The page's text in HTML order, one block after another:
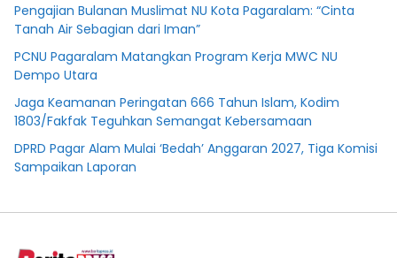
Pengajian Bulanan Muslimat NU Kota Pagaralam: “Cinta
Tanah Air Sebagian dari Iman”
PCNU Pagaralam Matangkan Program Kerja MWC NU
Dempo Utara
Jaga Keamanan Peringatan 666 Tahun Islam, Kodim
1803/Fakfak Teguhkan Semangat Kebersamaan
DPRD Pagar Alam Mulai ‘Bedah’ Anggaran 2027, Tiga Komisi
Sampaikan Laporan